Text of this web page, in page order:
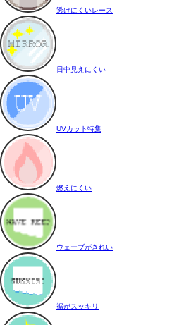
透けにくいレース
日中見えにくい
UVカット特集
燃えにくい
ウェーブがきれい
裾がスッキリ